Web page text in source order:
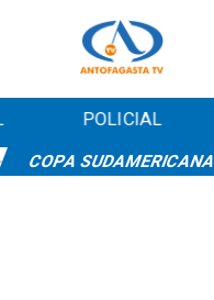
POLICIAL
COPA SUDAMERICANA